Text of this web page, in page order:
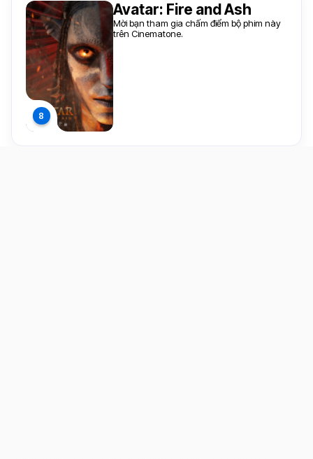
Avatar: Fire and Ash
Mời bạn tham gia chấm điểm bộ phim này
trên Cinematone.